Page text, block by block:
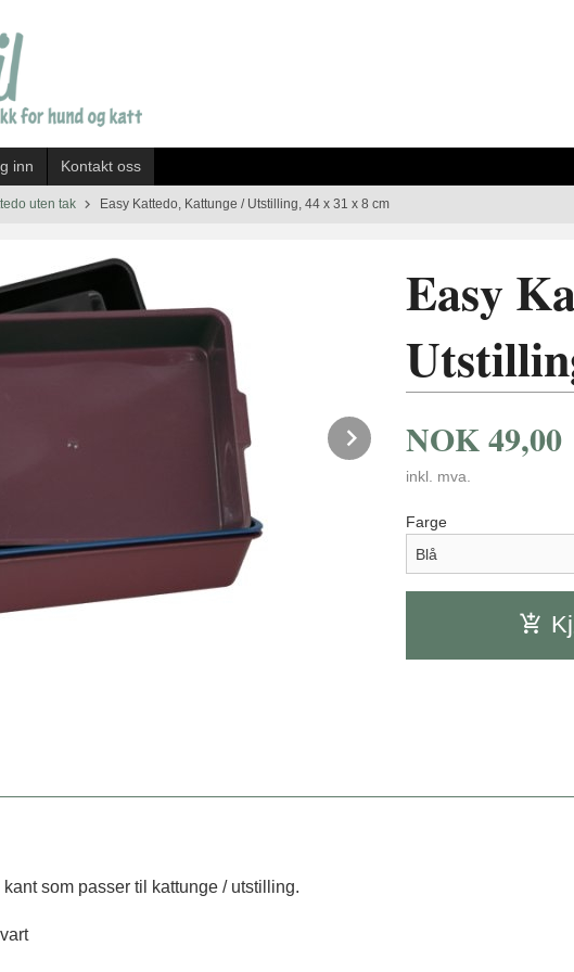
inn Kontakt oss
uten tak Easy Kattedo, Kattunge / Utstilling, 44 x 31 x 8 cm
Next
Easy
NOK49,00
inkl. mva.
Farge
som passer til kattunge / utstilling.